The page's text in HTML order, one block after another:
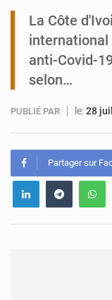
La Côte
international
anti-Covid-
selon…
PUBLIÉ PAR le:28
Partager sur